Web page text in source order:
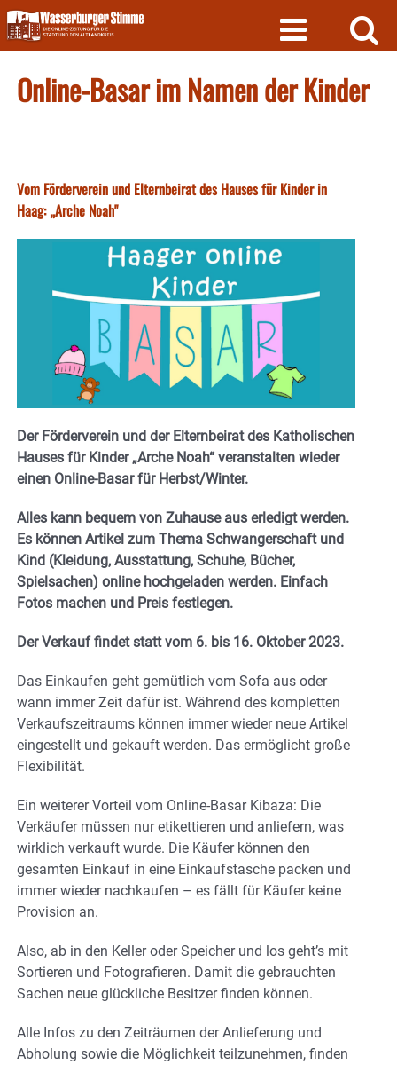
Skip
to
content
Online-Basar im Namen der Kinder
Vom Förderverein und Elternbeirat des Hauses für Kinder in
Haag: „Arche Noah"
Der Förderverein und der Elternbeirat des Katholischen
Hauses für Kinder „Arche Noah“ veranstalten wieder
einen Online-Basar für Herbst/Winter.
Alles kann bequem von Zuhause aus erledigt werden.
Es können Artikel zum Thema Schwangerschaft und
Kind (Kleidung, Ausstattung, Schuhe, Bücher,
Spielsachen) online hochgeladen werden. Einfach
Fotos machen und Preis festlegen.
Der Verkauf findet statt vom 6. bis 16. Oktober 2023.
Das Einkaufen geht gemütlich vom Sofa aus oder
wann immer Zeit dafür ist. Während des kompletten
Verkaufszeitraums können immer wieder neue Artikel
eingestellt und gekauft werden. Das ermöglicht große
Flexibilität.
Ein weiterer Vorteil vom Online-Basar Kibaza: Die
Verkäufer müssen nur etikettieren und anliefern, was
wirklich verkauft wurde. Die Käufer können den
gesamten Einkauf in eine Einkaufstasche packen und
immer wieder nachkaufen – es fällt für Käufer keine
Provision an.
Also, ab in den Keller oder Speicher und los geht’s mit
Sortieren und Fotografieren. Damit die gebrauchten
Sachen neue glückliche Besitzer finden können.
Alle Infos zu den Zeiträumen der Anlieferung und
Abholung sowie die Möglichkeit teilzunehmen, finden